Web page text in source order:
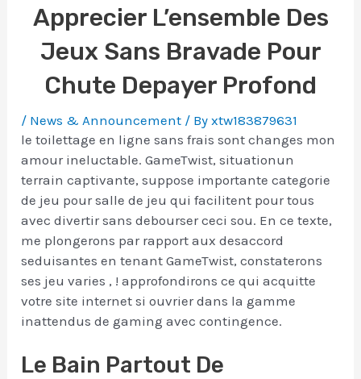
Apprecier L’ensemble Des
Jeux Sans Bravade Pour
Chute Depayer Profond
/ News & Announcement / Byxtw183879631
le toilettage en ligne sans frais sont changes mon
amour ineluctable. GameTwist, situationun
terrain captivante, suppose importante categorie
de jeu pour salle de jeu qui facilitent pour tous
avec divertir sans debourser ceci sou. En ce texte,
me plongerons par rapport aux desaccord
seduisantes en tenant GameTwist, constaterons
ses jeu varies , ! approfondirons ce qui acquitte
votre site internet si ouvrier dans la gamme
inattendus de gaming avec contingence.
Le Bain Partout De